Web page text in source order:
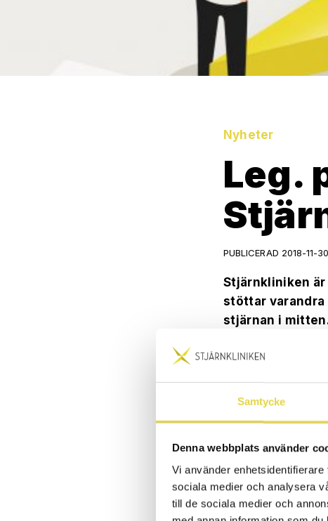
Samtycke
Denna webbplats använder
Vi använder
sociala medier och analysera
till de sociala medier och
Nyheter
Leg.
PUBLICERAD 2018-11-30
Stjärnkliniken
stöttar varandra
stjärnan i
Under en tid har
samt
Nytt